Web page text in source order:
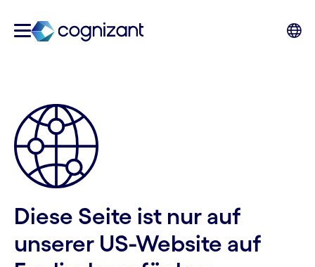
Diese Seite ist nur auf
unserer US-Website auf